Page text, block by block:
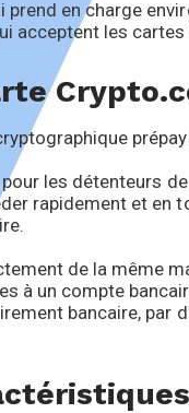
prend en charge
acceptent les cartes
les détenteurs
rapidement et
de la même
à un compte
bancaire,